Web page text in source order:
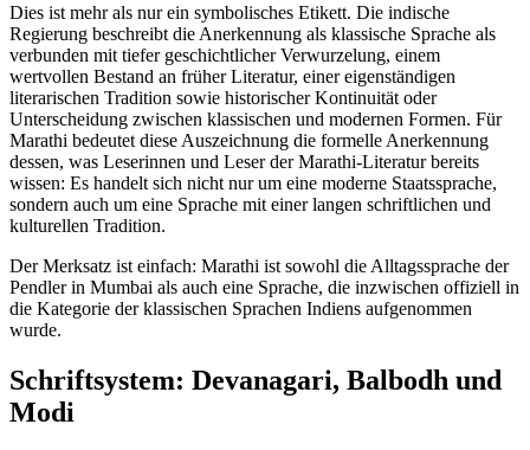
Dies ist mehr als nur ein symbolisches Etikett. Die indische
Regierung beschreibt die Anerkennung als klassische Sprache als
verbunden mit tiefer geschichtlicher Verwurzelung, einem
wertvollen Bestand an früher Literatur, einer eigenständigen
literarischen Tradition sowie historischer Kontinuität oder
Unterscheidung zwischen klassischen und modernen Formen. Für
Marathi bedeutet diese Auszeichnung die formelle Anerkennung
dessen, was Leserinnen und Leser der Marathi-Literatur bereits
wissen: Es handelt sich nicht nur um eine moderne Staatssprache,
sondern auch um eine Sprache mit einer langen schriftlichen und
kulturellen Tradition.
Der Merksatz ist einfach: Marathi ist sowohl die Alltagssprache der
Pendler in Mumbai als auch eine Sprache, die inzwischen offiziell in
die Kategorie der klassischen Sprachen Indiens aufgenommen
wurde.
Schriftsystem: Devanagari, Balbodh und
Modi